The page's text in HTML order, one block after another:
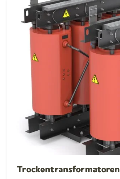
Trockentransformatoren